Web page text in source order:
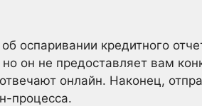
оспаривании кредитного
он не предоставляет вам
онлайн. Наконец,
процесса.